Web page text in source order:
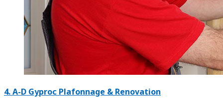
4. A-D Gyproc Plafonnage & Renovation